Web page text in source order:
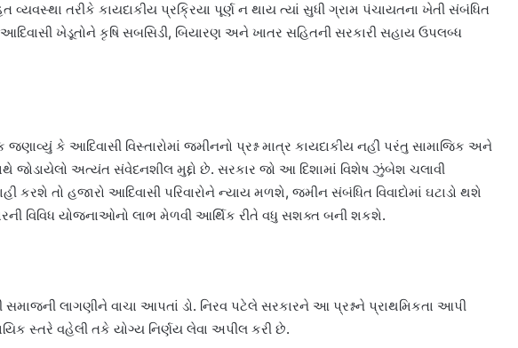
વ્યવસ્થા તરીકે કાયદાકીય પ્રક્રિયા પૂર્ણ ન થાય ત્યાં સુધી ગ્રામ પંચાયતના ખેતી સંબંધિત
ખેડૂતોને કૃષિ સબસિડી, બિયારણ અને ખાતર સહિતની સરકારી સહાય ઉપલબ્ધ
જણાવ્યું કે આદિવાસી વિસ્તારોમાં જમીનનો પ્રશ્ન માત્ર કાયદાકીય નહીં પરંતુ સામાજિક અને
જોડાયેલો અત્યંત સંવેદનશીલ મુદ્દો છે. સરકાર જો આ દિશામાં વિશેષ ઝુંબેશ ચલાવી
કરશે તો હજારો આદિવાસી પરિવારોને ન્યાય મળશે, જમીન સંબંધિત વિવાદોમાં ઘટાડો થશે
વિવિધ યોજનાઓનો લાભ મેળવી આર્થિક રીતે વધુ સશક્ત બની શકશે.
લાગણીને વાચા આપતાં ડો. નિરવ પટેલે સરકારને આ પ્રશ્નને પ્રાથમિકતા આપી
સ્તરે વહેલી તકે યોગ્ય નિર્ણય લેવા અપીલ કરી છે.